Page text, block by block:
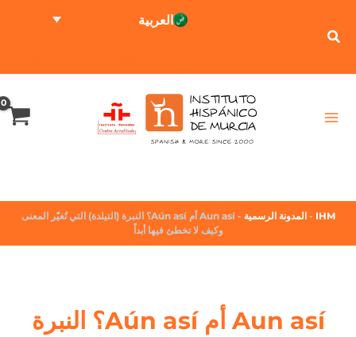
العربية
IHM
-المدونة الرسمية-
Aun así أم Aún así؟ النبرة (التيلدة) التي تُغيّر المعنى
وكيف لا تخطئ فيها أبداً
Aun así أم Aún así؟ النبرة